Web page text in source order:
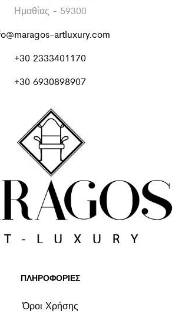
Ημαθίας - 59300
artluxury.com
+30 2333401170
+30 6930898907
ΠΛΗΡΟΦΟΡΙΕΣ
Όροι Χρήσης